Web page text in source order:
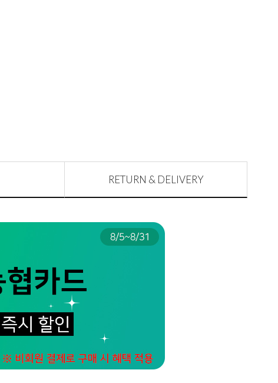
RETURN & DELIVERY